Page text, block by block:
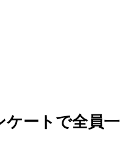
ケートで全員一